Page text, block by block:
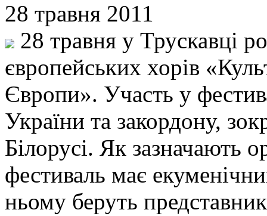
28 травня 2011
28 травня у Трускавці
європейських хорів
Європи». Участь у
України та закордону,
Білорусі. Як зазначають
фестиваль має
ньому беруть